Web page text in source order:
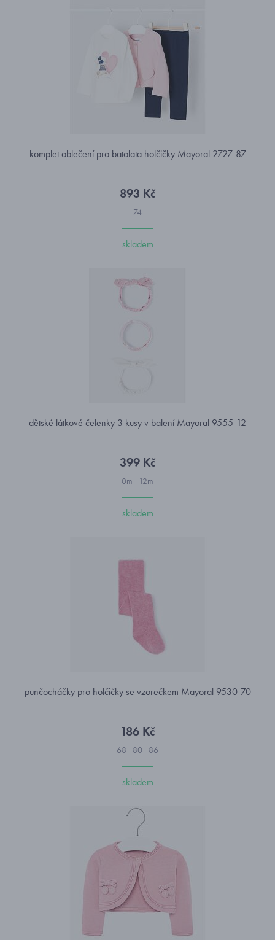
komplet oblečení pro batolata holčičky Mayoral 2727-87
893 Kč
74
skladem
dětské látkové čelenky 3 kusy v balení Mayoral 9555-12
399 Kč
0m 12m
skladem
punčocháčky pro holčičky se vzorečkem Mayoral 9530-70
186 Kč
68 80 86
skladem